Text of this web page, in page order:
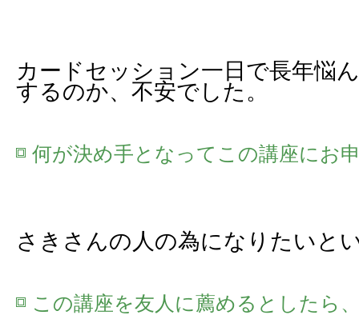
カードセッション一日で長年悩
するのか、不安でした。
何が決め手となってこの講座にお
さきさんの人の為になりたいと
この講座を友人に薦めるとしたら